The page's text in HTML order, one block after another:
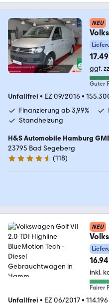
NEU
ggf.
Guter
Unfallfrei • EZ 09/2016•
Finanzierung ab 3,99%
Standheizung
H&S Automobile Hamburg
23795 Bad Segeberg
4.6 Sterne
(118)
NEU
inkl.
Fairer
Unfallfrei • EZ 06/2017•